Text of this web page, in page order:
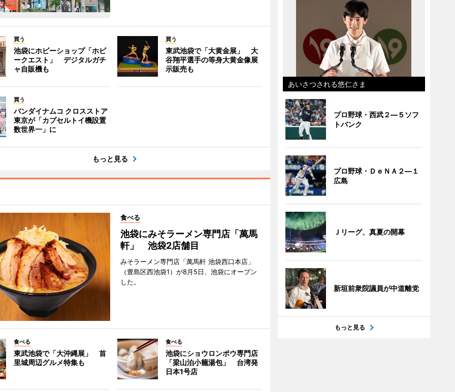
買う
池袋にホビーショップ「ホビ
ークエスト」 デジタルガチ
ャ自販機も
買う
東武池袋で「大黄金展」 大
谷翔平選手の等身大黄金像展
示販売も
買う
バンダイナムコ クロスストア
東京が「カプセルトイ機設置
数世界一」に
もっと見る
食べる
池袋にみそラーメン専門店「萬馬
軒」 池袋2店舗目
みそラーメン専門店「萬馬軒 池袋西口本店」
（豊島区西池袋1）が8月5日、池袋にオープン
した。
食べる
東武池袋で「大沖縄展」 首
里城周辺グルメ特集も
食べる
池袋にショウロンポウ専門店
「梁山泊小籠湯包」 台湾発
日本1号店
あいさつされる悠仁さま
プロ野球・西武２―５ソフ
トバンク
プロ野球・ＤｅＮＡ２―１
広島
Ｊリーグ、真夏の開幕
新垣前衆院議員が中道離党
もっと見る